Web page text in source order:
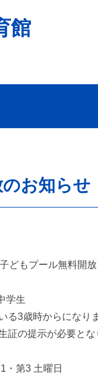
館
お知らせ
どもプール無料開放
中学生
る3歳時からになり
証の提示が必要とな
・第3 土曜日